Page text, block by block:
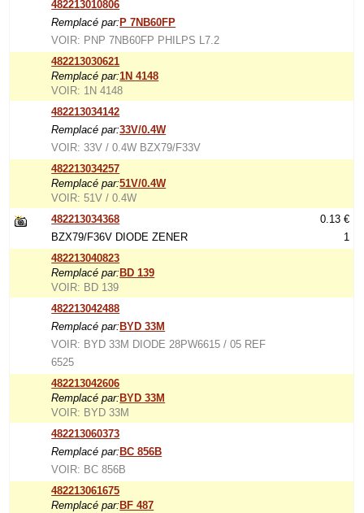
482213010806
Remplacé par: P 7NB60FP
VOIR: PNP 7NB60FP PHILPS L7.2
482213030621
Remplacé par:1N 4148
VOIR: 1N 4148
482213034142
Remplacé par:33V/0.4W
VOIR: 33V / 0.4W BZX79/F33V
482213034257
Remplacé par:51V/0.4W
VOIR: 51V / 0.4W
482213034368
BZX79/F36V DIODE ZENER
0.13 €
1
482213040823
Remplacé par: BD 139
VOIR: BD 139
482213042488
Remplacé par: BYD 33M
VOIR: BYD 33M DIODE 28PW6615 / 05 REF
6525
482213042606
Remplacé par: BYD 33M
VOIR: BYD 33M
482213060373
Remplacé par: BC 856B
VOIR: BC 856B
482213061675
Remplacé par: BF 487